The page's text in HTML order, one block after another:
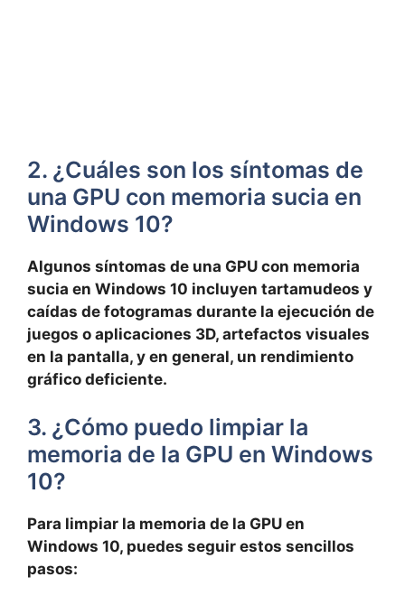
2. ¿Cuáles son los⁢ síntomas ‍de
una GPU con memoria ⁣sucia​ en
Windows 10?
Algunos síntomas de una GPU con memoria
sucia en⁣ Windows 10‌ incluyen tartamudeos y
caídas de fotogramas durante la ejecución de
juegos⁢ o aplicaciones⁣ 3D, artefactos visuales‌
en ​la pantalla, y en ‍general, un rendimiento​
gráfico deficiente.
3. ¿Cómo ‍puedo⁤ limpiar‍ la
memoria de la GPU en Windows
10?
Para limpiar la ‌memoria de​ la GPU‍ en
‌Windows 10, puedes seguir estos sencillos
pasos: